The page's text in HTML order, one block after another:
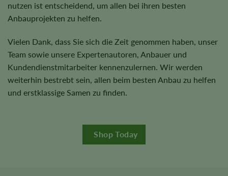
nutzen ist entscheidend, um allen bei ihren besten
Anbauprojekten zu helfen.
Vielen Dank, dass Sie sich die Zeit genommen haben, unser
Team sowie unsere Expertenautoren, Anbauer und
Kundendienstmitarbeiter kennenzulernen. Wir werden
weiterhin bestrebt sein, allen beim besten Anbau zu helfen
und erstklassige Samen zu finden.
Shop Today